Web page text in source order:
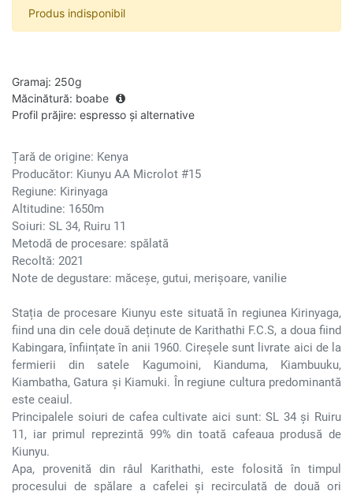
Produs indisponibil
Gramaj: 250g
Măcinătură: boabe
Profil prăjire: espresso și alternative
Țară de origine: Kenya
Producător: Kiunyu AA Microlot #15
Regiune: Kirinyaga
Altitudine: 1650m
Soiuri: SL 34, Ruiru 11
Metodă de procesare: spălată
Recoltă: 2021
Note de degustare: măceșe, gutui, merișoare, vanilie
Stația de procesare Kiunyu este situată în regiunea Kirinyaga,
fiind una din cele două deținute de Karithathi F.C.S, a doua fiind
Kabingara, înființate în anii 1960. Cireșele sunt livrate aici de la
fermierii din satele Kagumoini, Kianduma, Kiambuuku,
Kiambatha, Gatura și Kiamuki. În regiune cultura predominantă
este ceaiul.
Principalele soiuri de cafea cultivate aici sunt: SL 34 și Ruiru
11, iar primul reprezintă 99% din toată cafeaua produsă de
Kiunyu.
Apa, provenită din râul Karithathi, este folosită în timpul
procesului de spălare a cafelei și recirculată de două ori